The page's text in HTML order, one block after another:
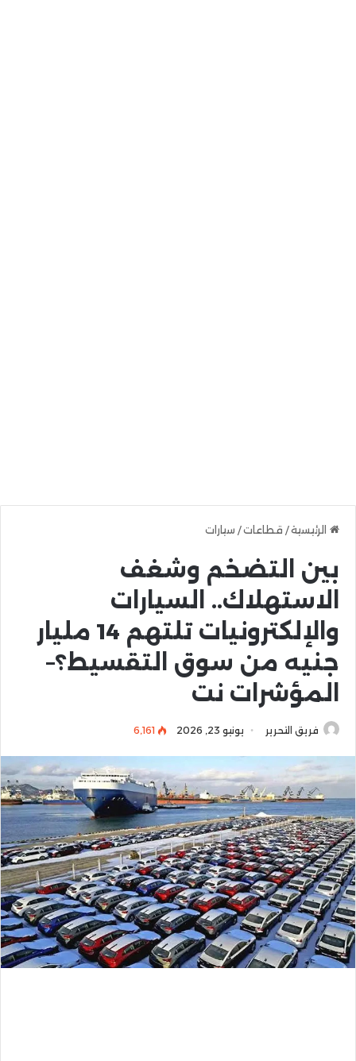
الرئيسية/ قطاعات/ سيارات
بين التضخم وشغف
الاستهلاك.. السيارات
والإلكترونيات تلتهم 14 مليار
جنيه من سوق التقسيط؟–
المؤشرات نت
فريق التحرير يونيو 23, 2026 6٬161